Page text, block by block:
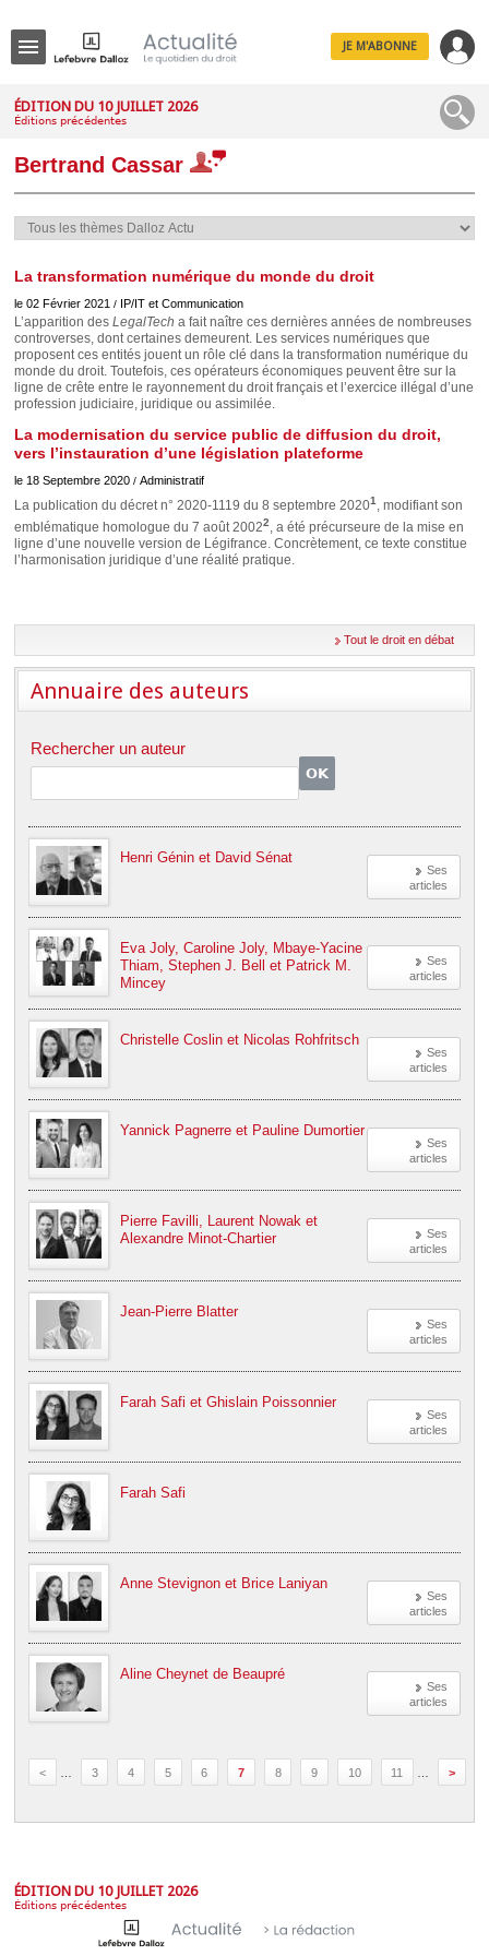
JE M'ABONNE
ÉDITION DU 10 JUILLET 2026
Éditions précédentes
Bertrand Cassar
La transformation numérique du monde du droit
le 02 Février 2021 / IP/IT et Communication
L’apparition des LegalTech a fait naître ces dernières années de nombreuses
controverses, dont certaines demeurent. Les services numériques que
proposent ces entités jouent un rôle clé dans la transformation numérique du
monde du droit. Toutefois, ces opérateurs économiques peuvent être sur la
ligne de crête entre le rayonnement du droit français et l’exercice illégal d’une
profession judiciaire, juridique ou assimilée.
La modernisation du service public de diffusion du droit,
vers l’instauration d’une législation plateforme
le 18 Septembre 2020 / Administratif
La publication du décret n° 2020-1119 du 8 septembre 20201 , modifiant son
emblématique homologue du 7 août 20022, a été précurseure de la mise en
ligne d’une nouvelle version de Légifrance. Concrètement, ce texte constitue
l’harmonisation juridique d’une réalité pratique.
Tout le droit en débat
Annuaire des auteurs
Rechercher un auteur
Ses
articles
Henri Génin et David Sénat
Ses
articles
Eva Joly, Caroline Joly, Mbaye-Yacine
Thiam, Stephen J. Bell et Patrick M.
Mincey
Ses
articles
Christelle Coslin et Nicolas Rohfritsch
Ses
articles
Yannick Pagnerre et Pauline Dumortier
Ses
articles
Pierre Favilli, Laurent Nowak et
Alexandre Minot-Chartier
Ses
articles
Jean-Pierre Blatter
Ses
articles
Farah Safi et Ghislain Poissonnier
Farah Safi
Ses
articles
Anne Stevignon et Brice Laniyan
Ses
articles
Aline Cheynet de Beaupré
< 3 4 5 6 7 8 9 10 11 >
ÉDITION DU 10 JUILLET 2026
Éditions précédentes